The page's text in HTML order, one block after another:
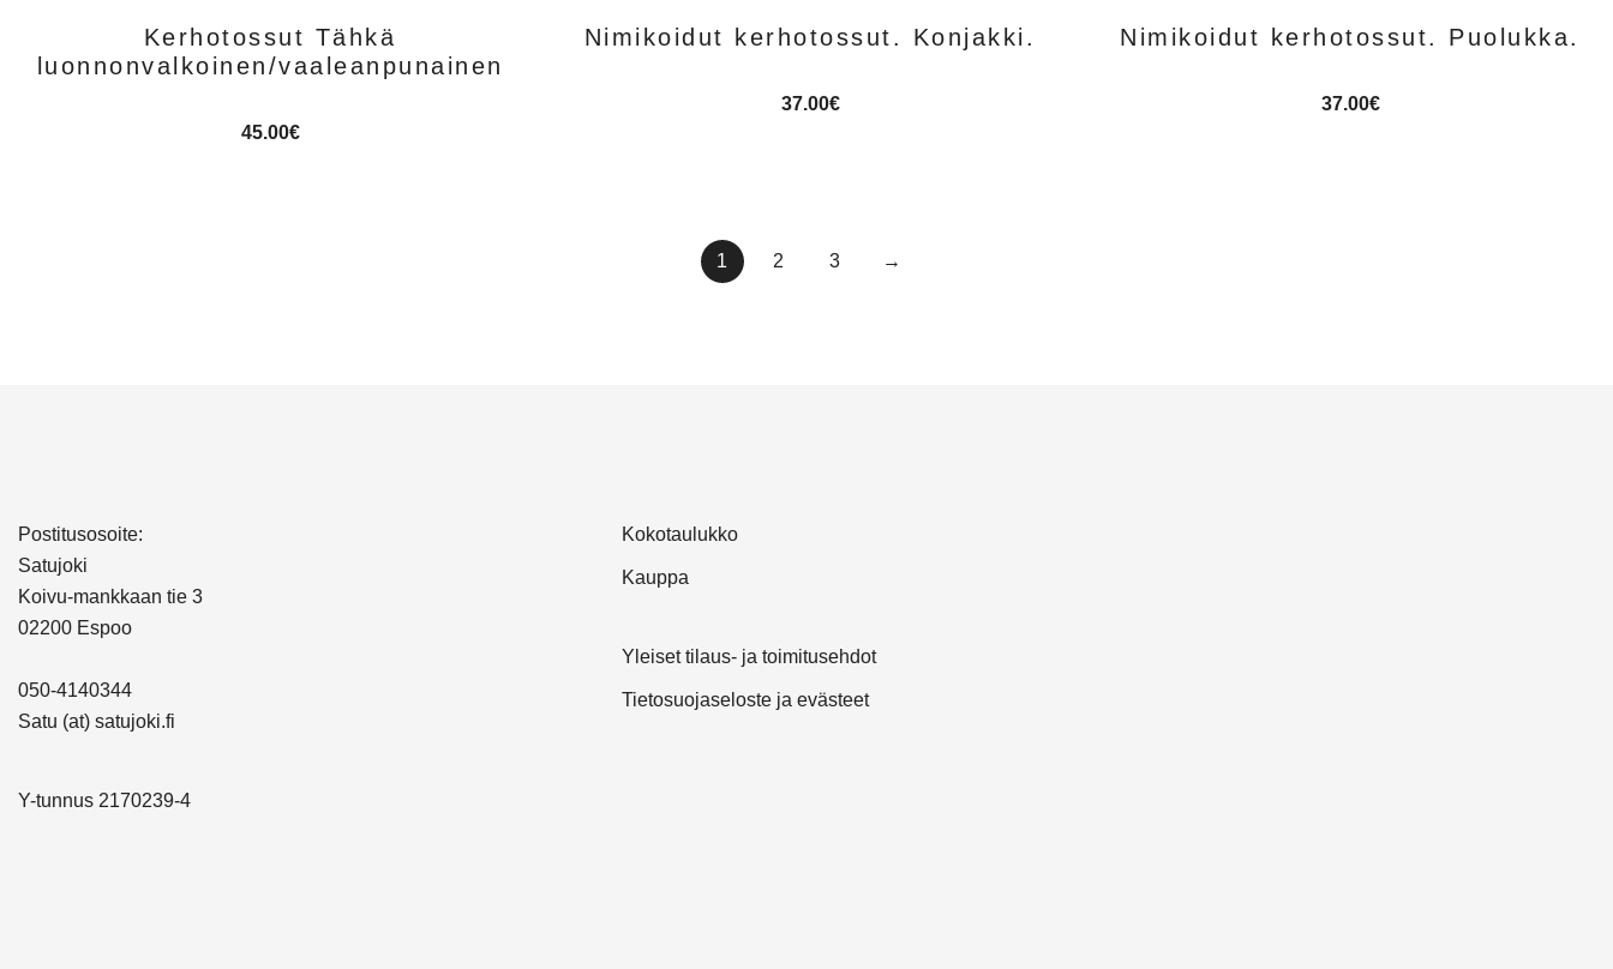
Kerhotossut Tähkä
luonnonvalkoinen/vaaleanpunainen
45.00€
Nimikoidut kerhotossut. Konjakki.
37.00€
Nimikoidut kerhotossut. Puolukka.
37.00€
1 2 3 →
Postitusosoite:
Satujoki
Koivu-mankkaan tie 3
02200 Espoo
050-4140344
Satu (at) satujoki.fi
Y-tunnus 2170239-4
Kokotaulukko
Kauppa
Yleiset tilaus- ja toimitusehdot
Tietosuojaseloste ja evästeet